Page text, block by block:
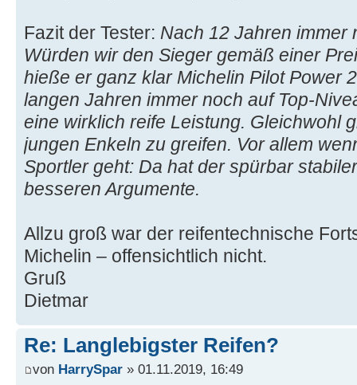
Fazit der Tester: Nach 12 Jahren immer
Würden wir den Sieger gemäß einer
hieße er ganz klar Michelin Pilot Power
langen Jahren immer noch auf Top-
eine wirklich reife Leistung. Gleichwohl
jungen Enkeln zu greifen. Vor allem
Sportler geht: Da hat der spürbar
besseren Argumente.
Allzu groß war der reifentechnische
Michelin – offensichtlich nicht.
Gruß
Dietmar
Re: Langlebigster Reifen?
von HarrySpar » 01.11.2019, 16:49